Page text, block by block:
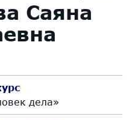
Саяна
дела»